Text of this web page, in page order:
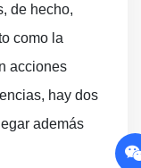
de hecho,
como la
acciones
hay dos
además